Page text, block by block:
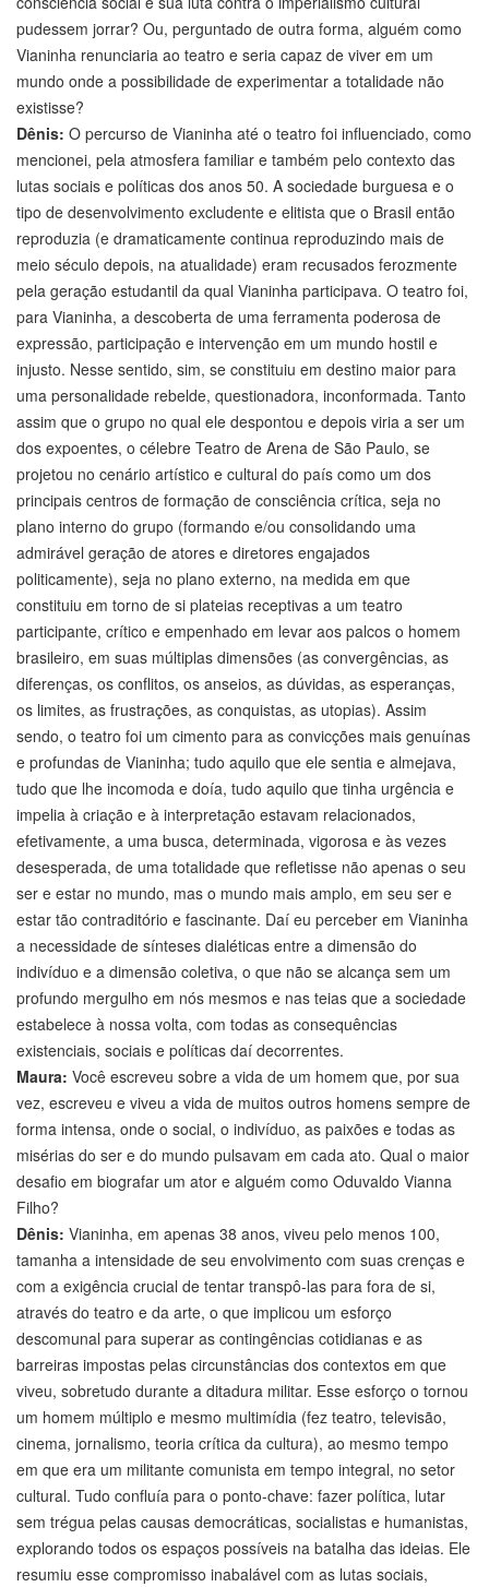
pudessem jorrar? Ou, perguntado de outra forma, alguém como
Vianinha renunciaria ao teatro e seria capaz de viver em um
mundo onde a possibilidade de experimentar a totalidade não
existisse?
Dênis: O percurso de Vianinha até o teatro foi influenciado, como
mencionei, pela atmosfera familiar e também pelo contexto das
lutas sociais e políticas dos anos 50. A sociedade burguesa e o
tipo de desenvolvimento excludente e elitista que o Brasil então
reproduzia (e dramaticamente continua reproduzindo mais de
meio século depois, na atualidade) eram recusados ferozmente
pela geração estudantil da qual Vianinha participava. O teatro foi,
para Vianinha, a descoberta de uma ferramenta poderosa de
expressão, participação e intervenção em um mundo hostil e
injusto. Nesse sentido, sim, se constituiu em destino maior para
uma personalidade rebelde, questionadora, inconformada. Tanto
assim que o grupo no qual ele despontou e depois viria a ser um
dos expoentes, o célebre Teatro de Arena de São Paulo, se
projetou no cenário artístico e cultural do país como um dos
principais centros de formação de consciência crítica, seja no
plano interno do grupo (formando e/ou consolidando uma
admirável geração de atores e diretores engajados
politicamente), seja no plano externo, na medida em que
constituiu em torno de si plateias receptivas a um teatro
participante, crítico e empenhado em levar aos palcos o homem
brasileiro, em suas múltiplas dimensões (as convergências, as
diferenças, os conflitos, os anseios, as dúvidas, as esperanças,
os limites, as frustrações, as conquistas, as utopias). Assim
sendo, o teatro foi um cimento para as convicções mais genuínas
e profundas de Vianinha; tudo aquilo que ele sentia e almejava,
tudo que lhe incomoda e doía, tudo aquilo que tinha urgência e
impelia à criação e à interpretação estavam relacionados,
efetivamente, a uma busca, determinada, vigorosa e às vezes
desesperada, de uma totalidade que refletisse não apenas o seu
ser e estar no mundo, mas o mundo mais amplo, em seu ser e
estar tão contraditório e fascinante. Daí eu perceber em Vianinha
a necessidade de sínteses dialéticas entre a dimensão do
indivíduo e a dimensão coletiva, o que não se alcança sem um
profundo mergulho em nós mesmos e nas teias que a sociedade
estabelece à nossa volta, com todas as consequências
existenciais, sociais e políticas daí decorrentes.
Maura: Você escreveu sobre a vida de um homem que, por sua
vez, escreveu e viveu a vida de muitos outros homens sempre de
forma intensa, onde o social, o indivíduo, as paixões e todas as
misérias do ser e do mundo pulsavam em cada ato. Qual o maior
desafio em biografar um ator e alguém como Oduvaldo Vianna
Filho?
Dênis: Vianinha, em apenas 38 anos, viveu pelo menos 100,
tamanha a intensidade de seu envolvimento com suas crenças e
com a exigência crucial de tentar transpô-las para fora de si,
através do teatro e da arte, o que implicou um esforço
descomunal para superar as contingências cotidianas e as
barreiras impostas pelas circunstâncias dos contextos em que
viveu, sobretudo durante a ditadura militar. Esse esforço o tornou
um homem múltiplo e mesmo multimídia (fez teatro, televisão,
cinema, jornalismo, teoria crítica da cultura), ao mesmo tempo
em que era um militante comunista em tempo integral, no setor
cultural. Tudo confluía para o ponto-chave: fazer política, lutar
sem trégua pelas causas democráticas, socialistas e humanistas,
explorando todos os espaços possíveis na batalha das ideias. Ele
resumiu esse compromisso inabalável com as lutas sociais,